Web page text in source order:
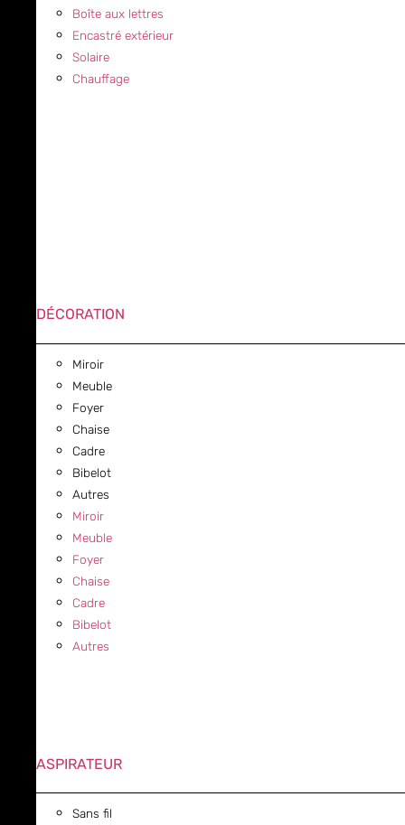
Boîte aux lettres
Encastré extérieur
Solaire
Chauffage
DÉCORATION
Miroir
Meuble
Foyer
Chaise
Cadre
Bibelot
Autres
Miroir
Meuble
Foyer
Chaise
Cadre
Bibelot
Autres
ASPIRATEUR
Sans fil